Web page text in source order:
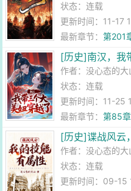
状态：连载
更新时间：11-17
最新章节：第201
[历史]南汉，我
作者：没心态的大
状态：连载
更新时间：11-25
最新章节：第85
[历史]谍战风云
作者：没心态的大
状态：连载
更新时间：09-15